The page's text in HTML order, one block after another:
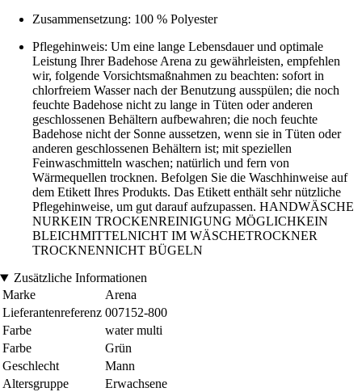
Zusammensetzung: 100 % Polyester
Pflegehinweis: Um eine lange Lebensdauer und optimale
Leistung Ihrer Badehose Arena zu gewährleisten, empfehlen
wir, folgende Vorsichtsmaßnahmen zu beachten: sofort in
chlorfreiem Wasser nach der Benutzung ausspülen; die noch
feuchte Badehose nicht zu lange in Tüten oder anderen
geschlossenen Behältern aufbewahren; die noch feuchte
Badehose nicht der Sonne aussetzen, wenn sie in Tüten oder
anderen geschlossenen Behältern ist; mit speziellen
Feinwaschmitteln waschen; natürlich und fern von
Wärmequellen trocknen. Befolgen Sie die Waschhinweise auf
dem Etikett Ihres Produkts. Das Etikett enthält sehr nützliche
Pflegehinweise, um gut darauf aufzupassen. HANDWÄSCHE
NURKEIN TROCKENREINIGUNG MÖGLICHKEIN
BLEICHMITTELNICHT IM WÄSCHETROCKNER
TROCKNENNICHT BÜGELN
Zusätzliche Informationen
Marke
Arena
Lieferantenreferenz 007152-800
Farbe
water multi
Farbe
Grün
Geschlecht
Mann
Altersgruppe
Erwachsene